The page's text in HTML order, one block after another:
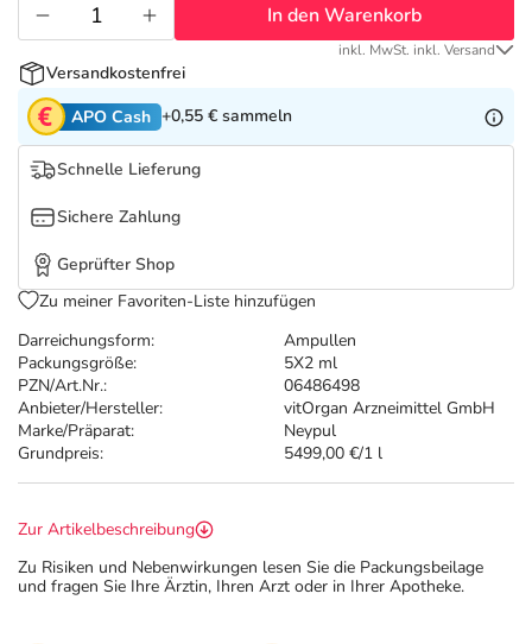
Tierapotheke
Vitamine & Mineralstoffe
Marken
Salus Deals
Darreichungsform:
Ampullen
Packungsgröße:
5X2 ml
PZN/Art.Nr.:
06486498
Anbieter/Hersteller:
vitOrgan Arzneimittel GmbH
Marke/Präparat:
Neypul
Grundpreis:
5499,00 €/1 l
In den Warenkorb
inkl. MwSt. inkl. Versand
Versandkostenfrei
APO Cash +0,55 € sammeln
Schnelle Lieferung
Sichere Zahlung
Geprüfter Shop
Zu meiner Favoriten-Liste hinzufügen
Zur Artikelbeschreibung
Zu Risiken und Nebenwirkungen lesen Sie die Packungsbeilage
und fragen Sie Ihre Ärztin, Ihren Arzt oder in Ihrer Apotheke.